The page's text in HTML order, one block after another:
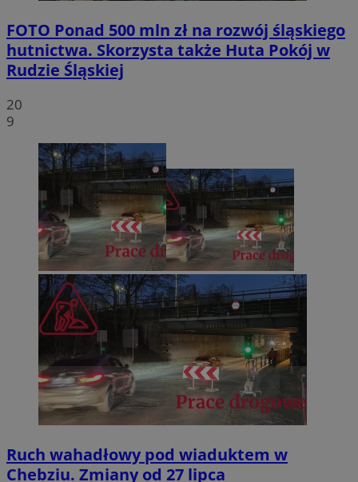
FOTO Ponad 500 mln zł na rozwój śląskiego
hutnictwa. Skorzysta także Huta Pokój w
Rudzie Śląskiej
20
9
Ruch wahadłowy pod wiaduktem w
Chebziu. Zmiany od 27 lipca